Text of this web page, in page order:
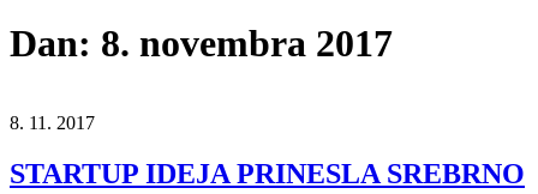
Dan: 8. novembra 2017
8. 11. 2017
STARTUP IDEJA PRINESLA SREBRNO